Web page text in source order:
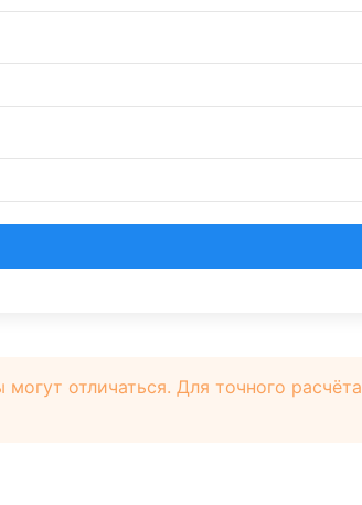
отличаться. Для точного расчёта